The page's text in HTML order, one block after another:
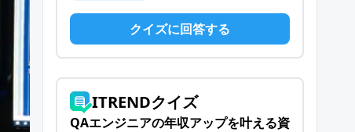
クイズに回答する
ITRENDクイズ
QAエンジニアの年収アップを叶える資